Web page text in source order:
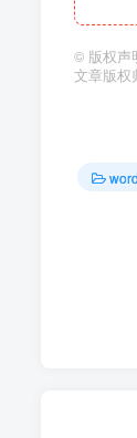
© 版权声
文章版权